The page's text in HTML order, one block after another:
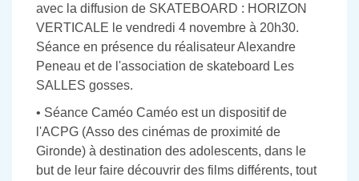
avec la diffusion de SKATEBOARD : HORIZON
VERTICALE le vendredi 4 novembre à 20h30.
Séance en présence du réalisateur Alexandre
Peneau et de l'association de skateboard Les
SALLES gosses.
• Séance Caméo Caméo est un dispositif de
l'ACPG (Asso des cinémas de proximité de
Gironde) à destination des adolescents, dans le
but de leur faire découvrir des films différents, tout